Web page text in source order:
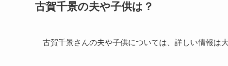
古賀千景の夫や子供は？
古賀千景さんの夫や子供については、詳しい情報は